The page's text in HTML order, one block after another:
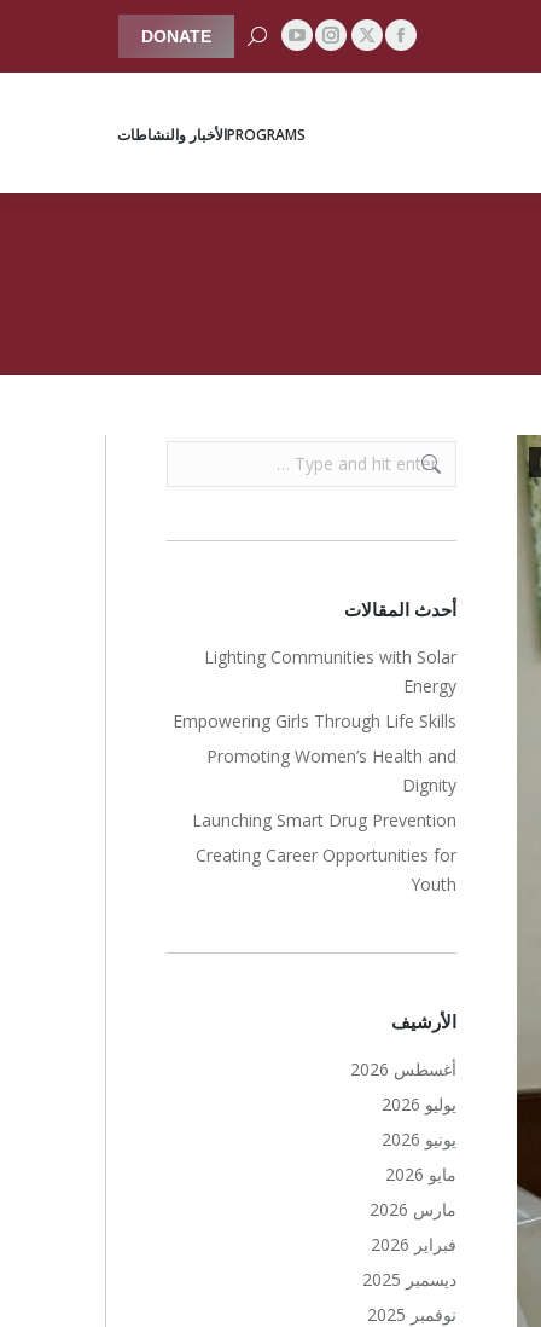
Facebook
page
X
page
Instagram
page
YouTube
page
in
Search:
DONATE
PROGRAMSالأخبار والنشاطات
Search:
أحدث المقالات
Lighting Communities with Solar
Energy
Empowering Girls Through Life Skills
Promoting Women’s Health and
Dignity
Launching Smart Drug Prevention
Creating Career Opportunities for
Youth
الأرشيف
أغسطس 2026
يوليو 2026
يونيو 2026
مايو 2026
مارس 2026
فبراير 2026
ديسمبر 2025
نوفمبر 2025
PROGRAMSالأخبار والنشاطات